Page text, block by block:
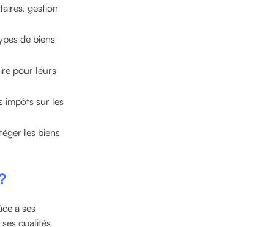
gestion
de biens
pour leurs
impôts sur les
les biens
à ses
qualités